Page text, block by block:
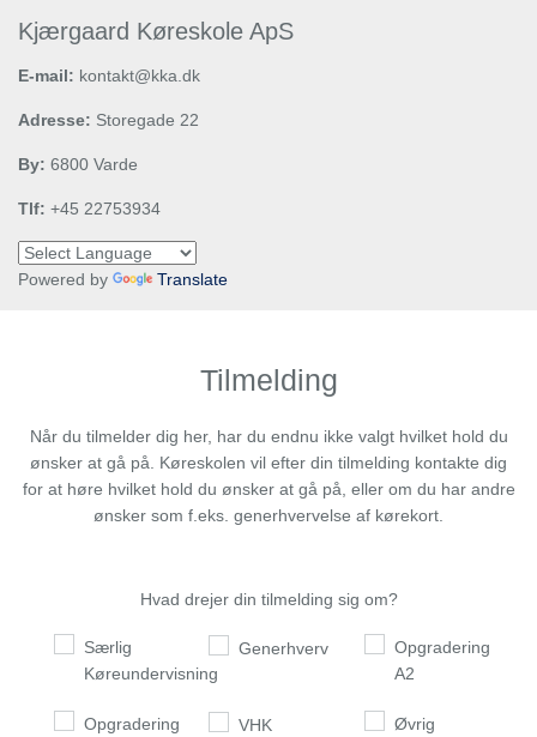
Kjærgaard Køreskole ApS
E-mail: kontakt@kka.dk
Adresse: Storegade 22
By: 6800 Varde
Tlf: +45 22753934
Powered by Translate
Tilmelding
Når du tilmelder dig her, har du endnu ikke valgt hvilket hold du
ønsker at gå på. Køreskolen vil efter din tilmelding kontakte dig
for at høre hvilket hold du ønsker at gå på, eller om du har andre
ønsker som f.eks. generhvervelse af kørekort.
Hvad drejer din tilmelding sig om?
Særlig
Køreundervisning
Generhverv
Opgradering
A2
Opgradering
VHK
Øvrig